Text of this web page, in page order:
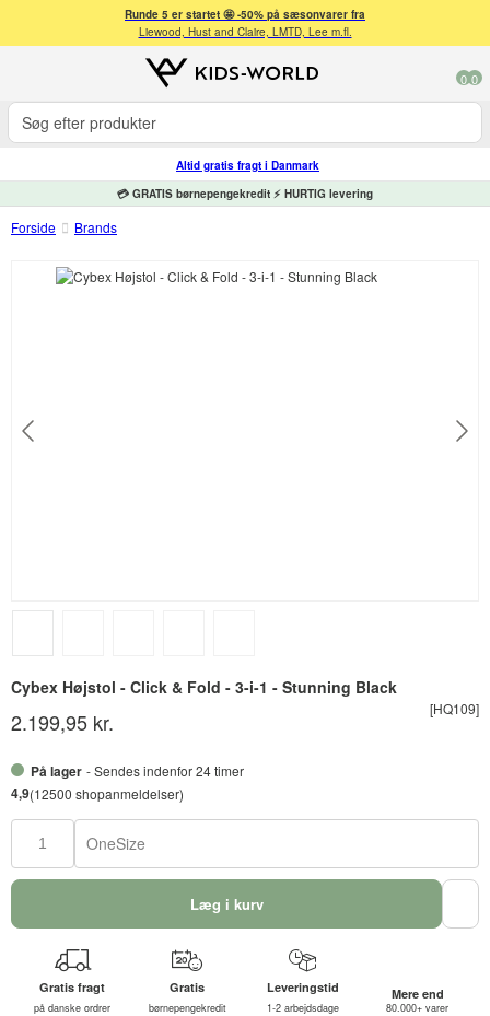
Runde 5 er startet 🤩 -50% på sæsonvarer fra
Liewood, Hust and Claire, LMTD, Lee m.fl.
0 0
Altid gratis fragt i Danmark
💳 GRATIS børnepengekredit ⚡ HURTIG levering
Forside Brands
Cybex Højstol - Click & Fold - 3-i-1 - Stunning Black
[HQ109]
2.199,95 kr.
På lager - Sendes indenfor 24 timer
4,9(12500 shopanmeldelser)
OneSize
Læg i kurv
Gratis fragt
på danske ordrer
Gratis
børnepengekredit
Leveringstid
1-2 arbejdsdage
Mere end
80.000+ varer